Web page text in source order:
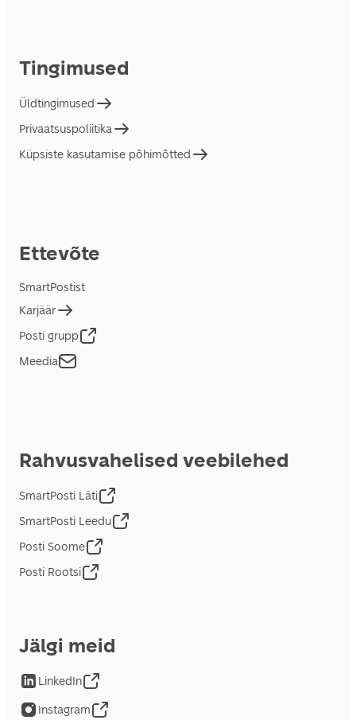
Tingimused
Üldtingimused
Privaatsuspoliitika
Küpsiste kasutamise põhimõtted
Ettevõte
SmartPostist
Karjäär
Posti grupp
Meedia
Rahvusvahelised veebilehed
SmartPosti Läti
SmartPosti Leedu
Posti Soome
Posti Rootsi
Jälgi meid
LinkedIn
Instagram